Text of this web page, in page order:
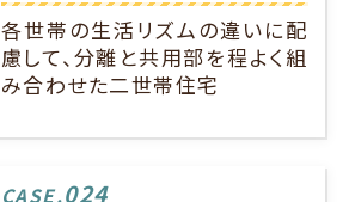
各世帯の生活リズムの違いに配
慮して、分離と共用部を程よく組
み合わせた二世帯住宅
CASE.024